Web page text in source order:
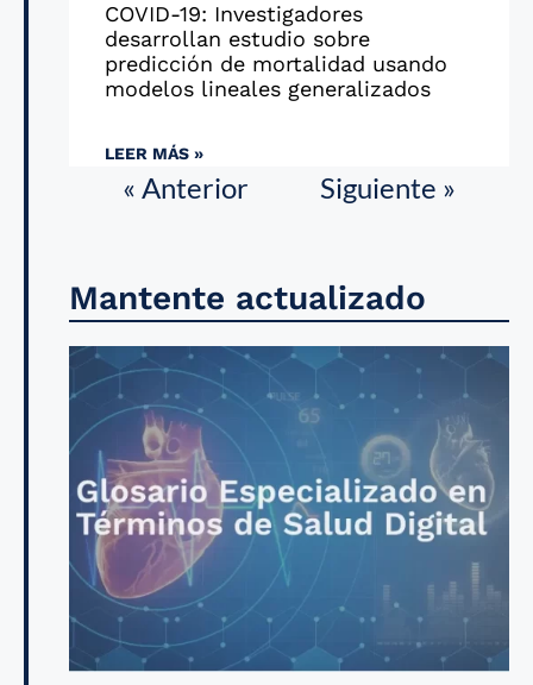
COVID-19: Investigadores
desarrollan estudio sobre
predicción de mortalidad usando
modelos lineales generalizados
LEER MÁS »
« Anterior Siguiente »
Mantente actualizado